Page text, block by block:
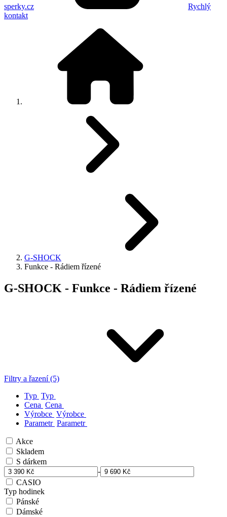
sperky.cz
Rychlý
kontakt
G-SHOCK
Funkce - Rádiem řízené
G-SHOCK - Funkce - Rádiem řízené
Filtry a řazení (5)
Typ Typ
Cena Cena
Výrobce Výrobce
Parametr Parametr
Akce
Skladem
S dárkem
-
CASIO
Typ hodinek
Pánské
Dámské